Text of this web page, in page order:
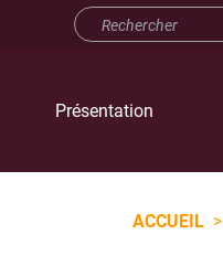
Présentation
ACCUEIL >